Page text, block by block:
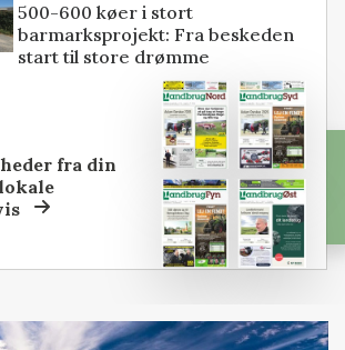
500-600 køer i stort
barmarksprojekt: Fra beskeden
start til store drømme
fra din